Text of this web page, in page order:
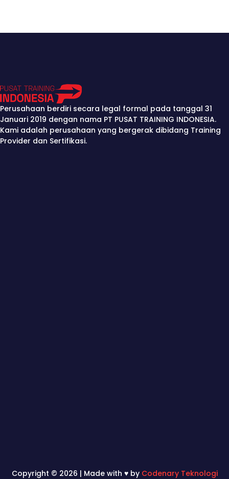
Perusahaan berdiri secara legal formal pada tanggal 31
Januari 2019 dengan nama PT PUSAT TRAINING INDONESIA.
Kami adalah perusahaan yang bergerak dibidang Training
Provider dan Sertifikasi.
Copyright © 2026 | Made with ♥ by Codenary Teknologi